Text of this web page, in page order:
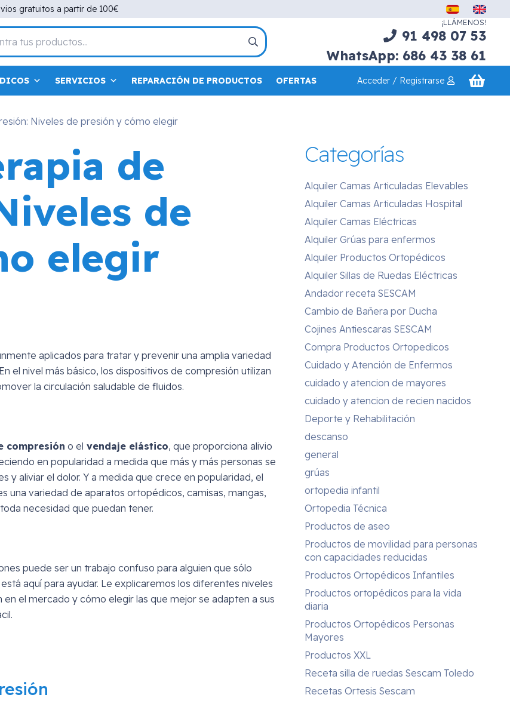
gratuitos a partir de 100€
¡LLÁMENOS!
91 498 07 53
WhatsApp: 686 43 38 61
SERVICIOS REPARACIÓN DE PRODUCTOS OFERTAS Acceder / Registrarse
Niveles de presión y cómo elegir
de
de
elegir
aplicados para tratar y prevenir una amplia variedad
el nivel más básico, los dispositivos de compresión utilizan
la circulación saludable de fluidos.
compresión o el vendaje elástico, que proporciona alivio
en popularidad a medida que más y más personas se
y aliviar el dolor. Y a medida que crece en popularidad, el
variedad de aparatos ortopédicos, camisas, mangas,
necesidad que puedan tener.
puede ser un trabajo confuso para alguien que sólo
aquí para ayudar. Le explicaremos los diferentes niveles
el mercado y cómo elegir las que mejor se adapten a sus
Categorías
Alquiler Camas Articuladas Elevables
Alquiler Camas Articuladas Hospital
Alquiler Camas Eléctricas
Alquiler Grúas para enfermos
Alquiler Productos Ortopédicos
Alquiler Sillas de Ruedas Eléctricas
Andador receta SESCAM
Cambio de Bañera por Ducha
Cojines Antiescaras SESCAM
Compra Productos Ortopedicos
Cuidado y Atención de Enfermos
cuidado y atencion de mayores
cuidado y atencion de recien nacidos
Deporte y Rehabilitación
descanso
general
grúas
ortopedia infantil
Ortopedia Técnica
Productos de aseo
Productos de movilidad para personas
con capacidades reducidas
Productos Ortopédicos Infantiles
Productos ortopédicos para la vida
diaria
Productos Ortopédicos Personas
Mayores
Productos XXL
Receta silla de ruedas Sescam Toledo
Recetas Ortesis Sescam